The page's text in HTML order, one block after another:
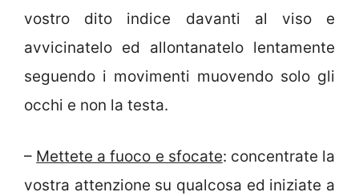
vostro dito indice davanti al viso e
avvicinatelo ed allontanatelo lentamente
seguendo i movimenti muovendo solo gli
occhi e non la testa.
– Mettete a fuoco e sfocate: concentrate la
vostra attenzione su qualcosa ed iniziate a